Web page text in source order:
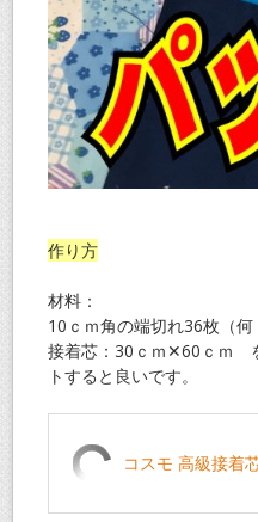
作り方
材料：
10ｃｍ角の端切れ36枚（
接着芯：30ｃｍ✕60ｃｍ
トすると良いです。
コスモ 高級接着